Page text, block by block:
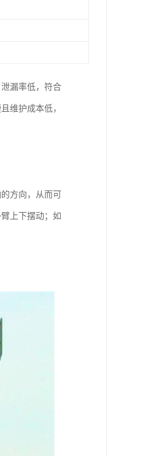
漏率低，符合
维护成本低，
方向，从而可
上下摆动；如